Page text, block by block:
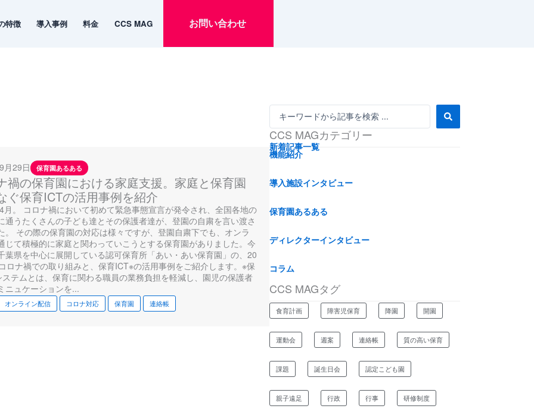
特徴 導入事例 料金 CCS MAG お問い合わせ
月29日 保育園あるある
禍の保育園における家庭支援。家庭と保育園
ぐ保育ICTの活用事例を紹介
月。 コロナ禍において初めて緊急事態宣言が発令され、全国各地の
通うたくさんの子ども達とその保護者達が、登園の自粛を言い渡さ
。 その際の保育園の対応は様々ですが、登園自粛下でも、オンラ
じて積極的に家庭と関わっていこうとする保育園がありました。今
葉県を中心に展開している認可保育所「あい・あい保育園」の、20
ロナ禍での取り組みと、保育ICT※の活用事例をご紹介します。※保
テムとは、保育に関わる職員の業務負担を軽減し、園児の保護者
ニュケーションを...
オンライン配信 コロナ対応 保育園 連絡帳
S
a
r
c
...
CCS MAGカテゴリー
新着記事一覧
機能紹介
導入施設インタビュー
保育園あるある
ディレクターインタビュー
コラム
CCS MAGタグ
食育計画 障害児保育 降園 開園
運動会 週案 連絡帳 質の高い保育
課題 誕生日会 認定こども園
親子遠足 行政 行事 研修制度